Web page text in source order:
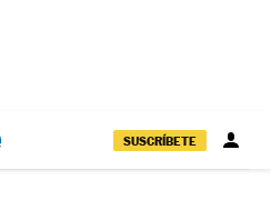
SUSCRÍBETE